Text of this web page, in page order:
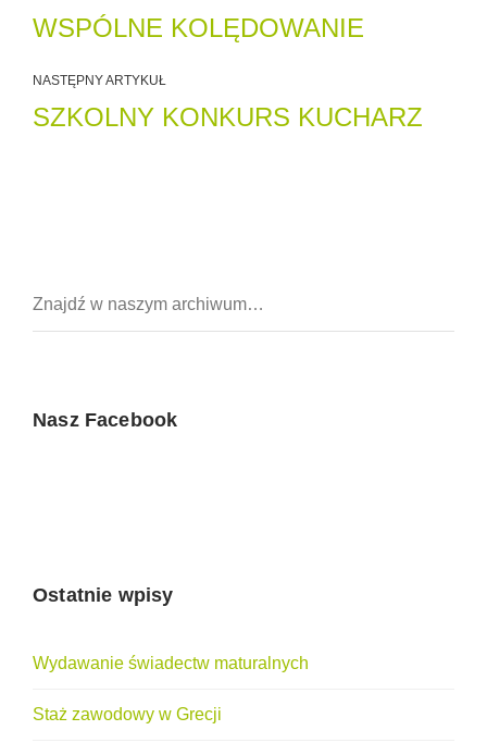
WSPÓLNE KOLĘDOWANIE
NASTĘPNY ARTYKUŁ
SZKOLNY KONKURS KUCHARZ
Nasz Facebook
Ostatnie wpisy
Wydawanie świadectw maturalnych
Staż zawodowy w Grecji